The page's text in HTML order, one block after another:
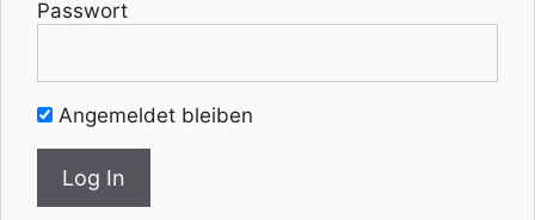
Passwort
Angemeldet bleiben